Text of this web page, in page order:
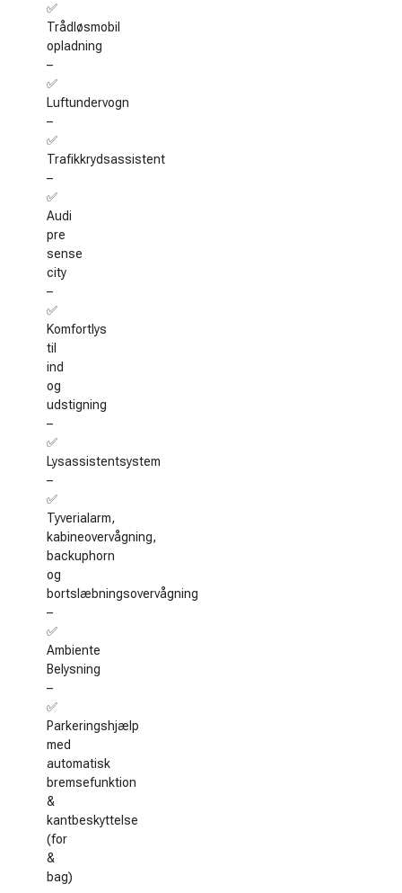
✅
Trådløsmobil
opladning
–
✅
Luftundervogn
–
✅
Trafikkrydsassistent
–
✅
Audi
pre
sense
city
–
✅
Komfortlys
til
ind
og
udstigning
–
✅
Lysassistentsystem
–
✅
Tyverialarm,
kabineovervågning,
backuphorn
og
bortslæbningsovervågning
–
✅
Ambiente
Belysning
–
✅
Parkeringshjælp
med
automatisk
bremsefunktion
&
kantbeskyttelse
(for
&
bag)